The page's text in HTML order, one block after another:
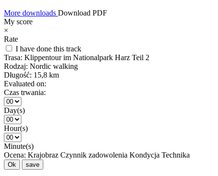
More downloads Download PDF
My score
×
Rate
I have done this track
Trasa: Klippentour im Nationalpark Harz Teil 2
Rodzaj: Nordic walking
Długość: 15,8 km
Evaluated on:
Czas trwania:
Day(s)
Hour(s)
Minute(s)
Ocena: Krajobraz Czynnik zadowolenia Kondycja Technika
Ok save